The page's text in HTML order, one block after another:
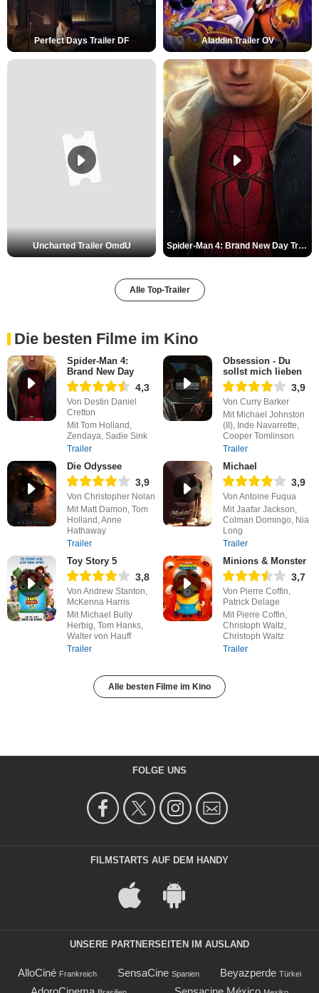
Perfect Days Trailer DF Aladdin Trailer OV
Uncharted Trailer OmdU Spider-Man 4: Brand New Day Trailer (3) DF
Alle Top-Trailer
Die besten Filme im Kino
Spider-Man 4:
Brand New Day
4,3
Von Destin Daniel
Cretton
Mit Tom Holland,
Zendaya, Sadie Sink
Trailer
Obsession - Du
sollst mich lieben
3,9
Von Curry Barker
Mit Michael Johnston
(II), Inde Navarrette,
Cooper Tomlinson
Trailer
Die Odyssee
3,9
Von Christopher Nolan
Mit Matt Damon, Tom
Holland, Anne
Hathaway
Trailer
Michael
3,9
Von Antoine Fuqua
Mit Jaafar Jackson,
Colman Domingo, Nia
Long
Trailer
Toy Story 5
3,8
Von Andrew Stanton,
McKenna Harris
Mit Michael Bully
Herbig, Tom Hanks,
Walter von Hauff
Trailer
Minions & Monster
3,7
Von Pierre Coffin,
Patrick Delage
Mit Pierre Coffin,
Christoph Waltz,
Christoph Waltz
Trailer
Alle besten Filme im Kino
FOLGE UNS
FILMSTARTS AUF DEM HANDY
UNSERE PARTNERSEITEN IM AUSLAND
AlloCiné Frankreich SensaCine Spanien Beyazperde Türkei